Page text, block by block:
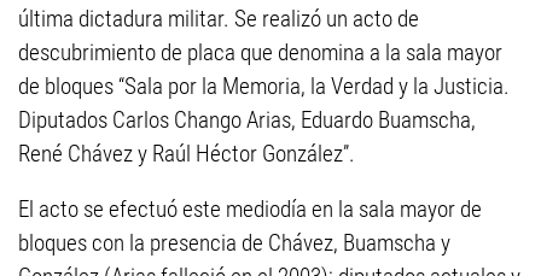
última dictadura militar. Se realizó un acto de
descubrimiento de placa que denomina a la sala mayor
de bloques “Sala por la Memoria, la Verdad y la Justicia.
Diputados Carlos Chango Arias, Eduardo Buamscha,
René Chávez y Raúl Héctor González”.
El acto se efectuó este mediodía en la sala mayor de
bloques con la presencia de Chávez, Buamscha y